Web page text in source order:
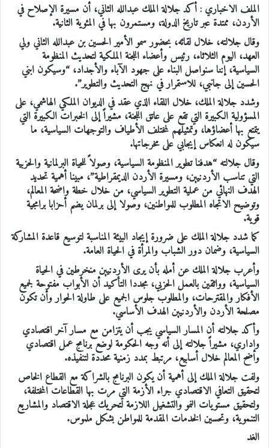
الملف الاخباري : أكد جلالة الملك عبدالله الثاني، أن مسيرة الإصلاح في
الأردن، ممتدة عبر تاريخ الدولة، ومستمرون بها في المئوية الثانية.
وقال جلالته، خلال لقائه، بحضور سمو الأمير الحسين بن عبدالله الثاني ولي
العهد، اليوم الثلاثاء، رئيس وأعضاء اللجنة الملكية لتحديث المنظومة
السياسية، إننا سنواصل البناء على جهود الآباء والأجداد، “وسيكون ابني
الحسين إلى جانبي، للاستمرار في نهج التحديث والتطوير”.
وشدد جلالة الملك، خلال اللقاء الذي عقد في الديوان الملكي الهاشمي، على
المسؤولية الكبيرة التي تقع على عاتق اللجنة، مشيراً إلى الخبرات الكبيرة التي
يتمتع بها أعضاؤها، وتمثيلهم لمختلف الأطياف والتوجهات السياسية، ما
سيكون له انعكاس إيجابي على مخرجاتها.
وقال جلالته “هدفنا تطوير المنظومة السياسية، وصولاً للحياة البرلمانية والحزبية
التي تناسب الأردنيين، ومسيرة الأردن الديمقراطية”، مبينا أهمية تحديد
الهدف النهائي من عملية التطوير السياسي، من خلال خطة واضحة المعالم،
وتوضيح الاتجاه المطلوب للمواطنين، وصولا إلى برلمان يضم أحزابا برامجية
قوية.
كما شدد جلالة الملك على ضرورة إيجاد البيئة المناسبة لتوسيع قاعدة المشاركة
السياسية، وضمان دور الشباب والمرأة في الحياة العامة.
وأعرب جلالة الملك عن أمله بأن يرى الأردنيين منخرطين في الحياة
السياسية، وواثقين بالعمل الحزبي، مجددا التأكيد أن الأبواب مفتوحة لجميع
الأفكار والمقترحات، والمطلوب جلوس الجميع على طاولة الحوار وأن تكون
مصلحة الأردن والأردنيين الهدف الأساسي.
وأكد جلالته أن المسار السياسي يجب أن يتزامن مع مسار آخر اقتصادي
وإداري، مشيراً جلالته إلى أنه وجه الحكومة لوضع برنامج عمل اقتصادي
واضح المعالم خلال أسابيع، مرتبط بمدد زمنية محددة لتنفيذه.
ولفت جلالة الملك إلى أهمية أن يكون البرنامج بالشراكة مع القطاع الخاص
لتحقيق التعافي الاقتصادي جراء الأزمة التي مرت بها القطاعات المختلفة،
ولتحقيق مستويات النمو والتشغيل اللازمة لتحريك عجلة الاقتصاد والمشاريع
التنموية، وتحسين الخدمات المقدمة للمواطن بشكل ملموس.
الغد